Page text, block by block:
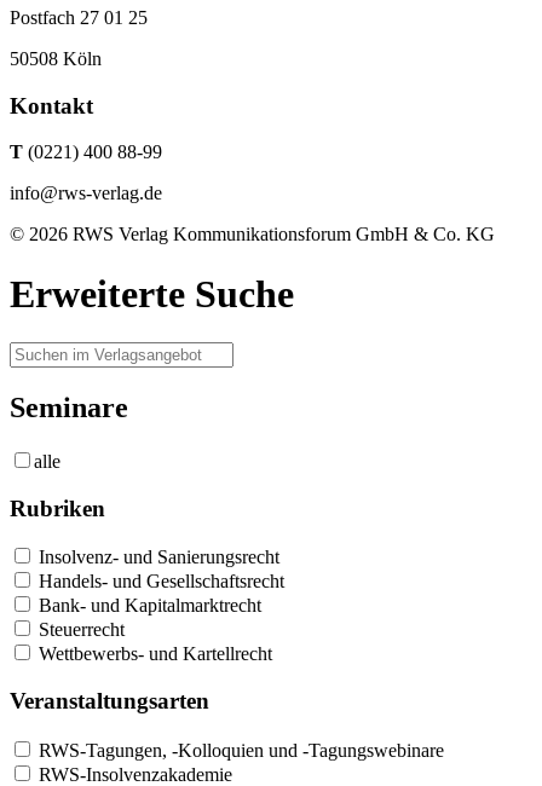
Postfach 27 01 25
50508 Köln
Kontakt
T (0221) 400 88-99
info@rws-verlag.de
© 2026 RWS Verlag Kommunikationsforum GmbH & Co. KG
Erweiterte Suche
Seminare
alle
Rubriken
Insolvenz- und Sanierungsrecht
Handels- und Gesellschaftsrecht
Bank- und Kapitalmarktrecht
Steuerrecht
Wettbewerbs- und Kartellrecht
Veranstaltungsarten
RWS-Tagungen, -Kolloquien und -Tagungswebinare
RWS-Insolvenzakademie